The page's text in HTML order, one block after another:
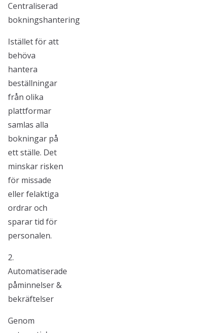
Centraliserad
bokningshantering
Istället för att
behöva
hantera
beställningar
från olika
plattformar
samlas alla
bokningar på
ett ställe. Det
minskar risken
för missade
eller felaktiga
ordrar och
sparar tid för
personalen.
2.
Automatiserade
påminnelser &
bekräftelser
Genom